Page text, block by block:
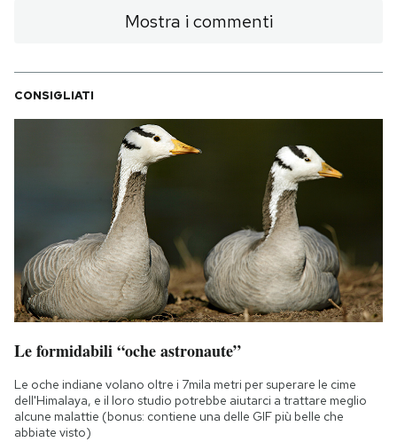
Mostra i commenti
CONSIGLIATI
Le formidabili “oche astronaute”
Le oche indiane volano oltre i 7mila metri per superare le cime
dell'Himalaya, e il loro studio potrebbe aiutarci a trattare meglio
alcune malattie (bonus: contiene una delle GIF più belle che
abbiate visto)